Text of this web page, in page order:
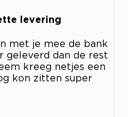
levering
met je mee de bank
geleverd dan de rest
kreeg netjes een
kon zitten super